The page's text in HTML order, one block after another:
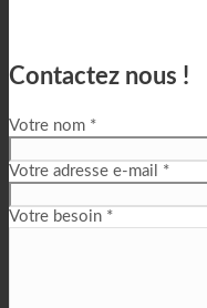
Contactez nous !
Votre nom *
Votre adresse e-mail *
Votre besoin *